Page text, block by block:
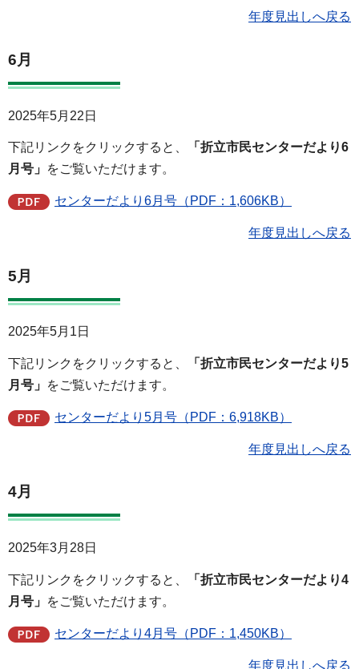
年度見出しへ戻る
6月
2025年5月22日
下記リンクをクリックすると、
「折立市民センターだより6
月号」 をご覧いただけます。
センターだより6月号（PDF：1,606KB）
年度見出しへ戻る
5月
2025年5月1日
下記リンクをクリックすると、
「折立市民センターだより5
月号」 をご覧いただけます。
センターだより5月号（PDF：6,918KB）
年度見出しへ戻る
4月
2025年3月28日
下記リンクをクリックすると、
「折立市民センターだより4
月号」 をご覧いただけます。
センターだより4月号（PDF：1,450KB）
年度見出しへ戻る